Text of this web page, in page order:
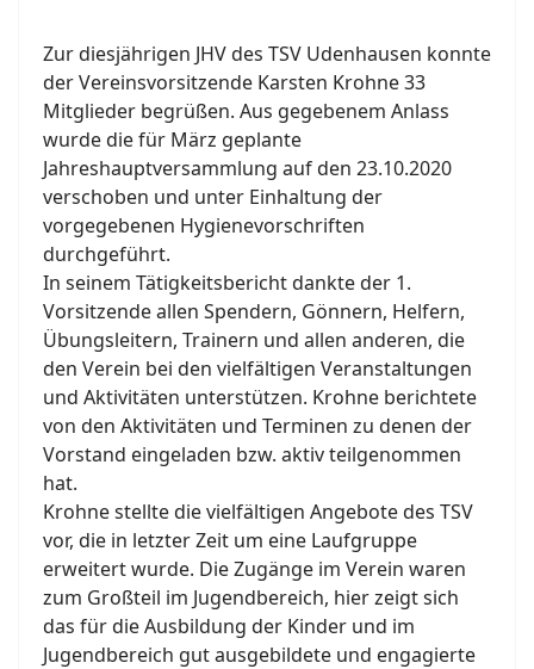
Zur diesjährigen JHV des TSV Udenhausen konnte
der Vereinsvorsitzende Karsten Krohne 33
Mitglieder begrüßen. Aus gegebenem Anlass
wurde die für März geplante
Jahreshauptversammlung auf den 23.10.2020
verschoben und unter Einhaltung der
vorgegebenen Hygienevorschriften
durchgeführt.
In seinem Tätigkeitsbericht dankte der 1.
Vorsitzende allen Spendern, Gönnern, Helfern,
Übungsleitern, Trainern und allen anderen, die
den Verein bei den vielfältigen Veranstaltungen
und Aktivitäten unterstützen. Krohne berichtete
von den Aktivitäten und Terminen zu denen der
Vorstand eingeladen bzw. aktiv teilgenommen
hat.
Krohne stellte die vielfältigen Angebote des TSV
vor, die in letzter Zeit um eine Laufgruppe
erweitert wurde. Die Zugänge im Verein waren
zum Großteil im Jugendbereich, hier zeigt sich
das für die Ausbildung der Kinder und im
Jugendbereich gut ausgebildete und engagierte